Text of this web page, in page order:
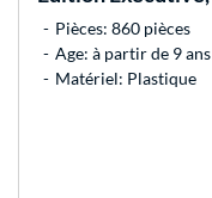
Pièces: 860 pièces
Age: à partir de 9 ans
Matériel: Plastique